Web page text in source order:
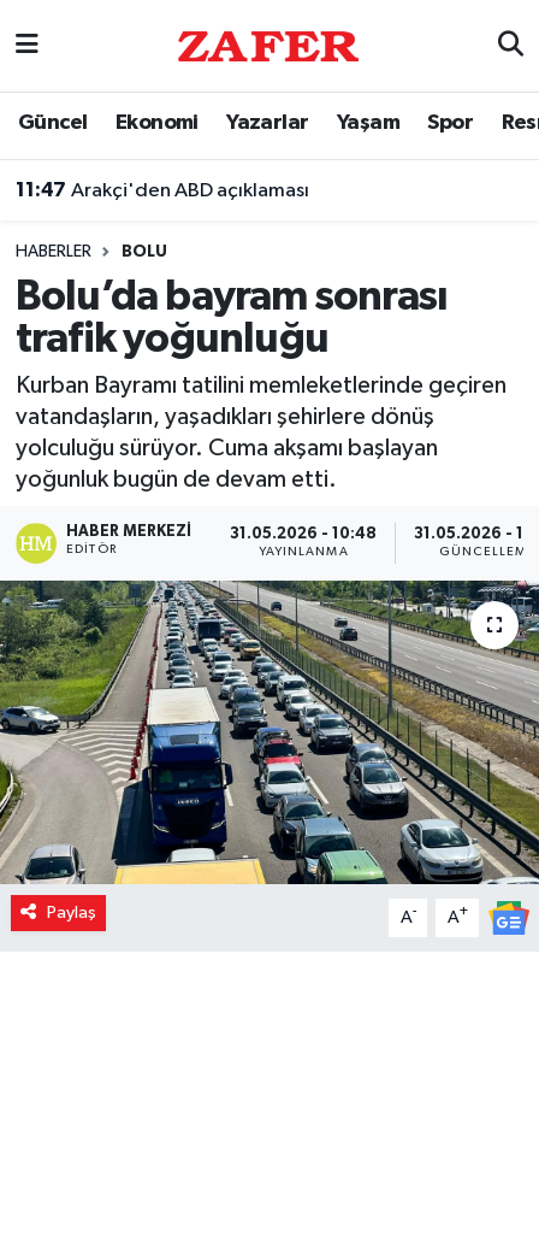
Güncel Ekonomi Yazarlar Yaşam Spor
11:47 Arakçi'den ABD açıklaması
HABERLER BOLU
Bolu’da bayram sonrası
trafik yoğunluğu
Kurban Bayramı tatilini memleketlerinde geçiren
vatandaşların, yaşadıkları şehirlere dönüş
yolculuğu sürüyor. Cuma akşamı başlayan
yoğunluk bugün de devam etti.
HABER MERKEZI
EDITÖR
31.05.2026 - 10:48
YAYINLANMA
31.05.2026 -
GÜNCELLEME
Paylaş A- A+
Nöbetçi Eczaneler
Trafik Durumu
Süper Lig Puan Durumu ve Fikstür
Tüm Manşetler
Son Dakika Haberleri
Haber Arşivi